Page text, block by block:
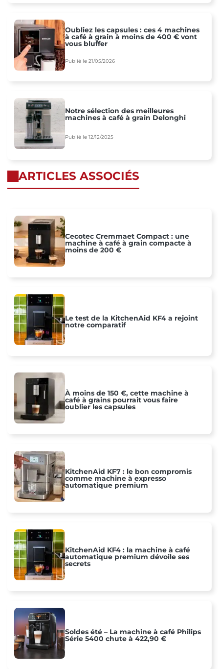
Oubliez les capsules : ces 4 machines
à café à grain à moins de 400 € vont
vous bluffer
Publié le 21/05/2026
Notre sélection des meilleures
machines à café à grain Delonghi
Publié le 12/12/2025
ARTICLES ASSOCIÉS
Cecotec Cremmaet Compact : une
machine à café à grain compacte à
moins de 200 €
Le test de la KitchenAid KF4 a rejoint
notre comparatif
À moins de 150 €, cette machine à
café à grains pourrait vous faire
oublier les capsules
KitchenAid KF7 : le bon compromis
comme machine à expresso
automatique premium
KitchenAid KF4 : la machine à café
automatique premium dévoile ses
secrets
Soldes été – La machine à café Philips
Série 5400 chute à 422,90 €